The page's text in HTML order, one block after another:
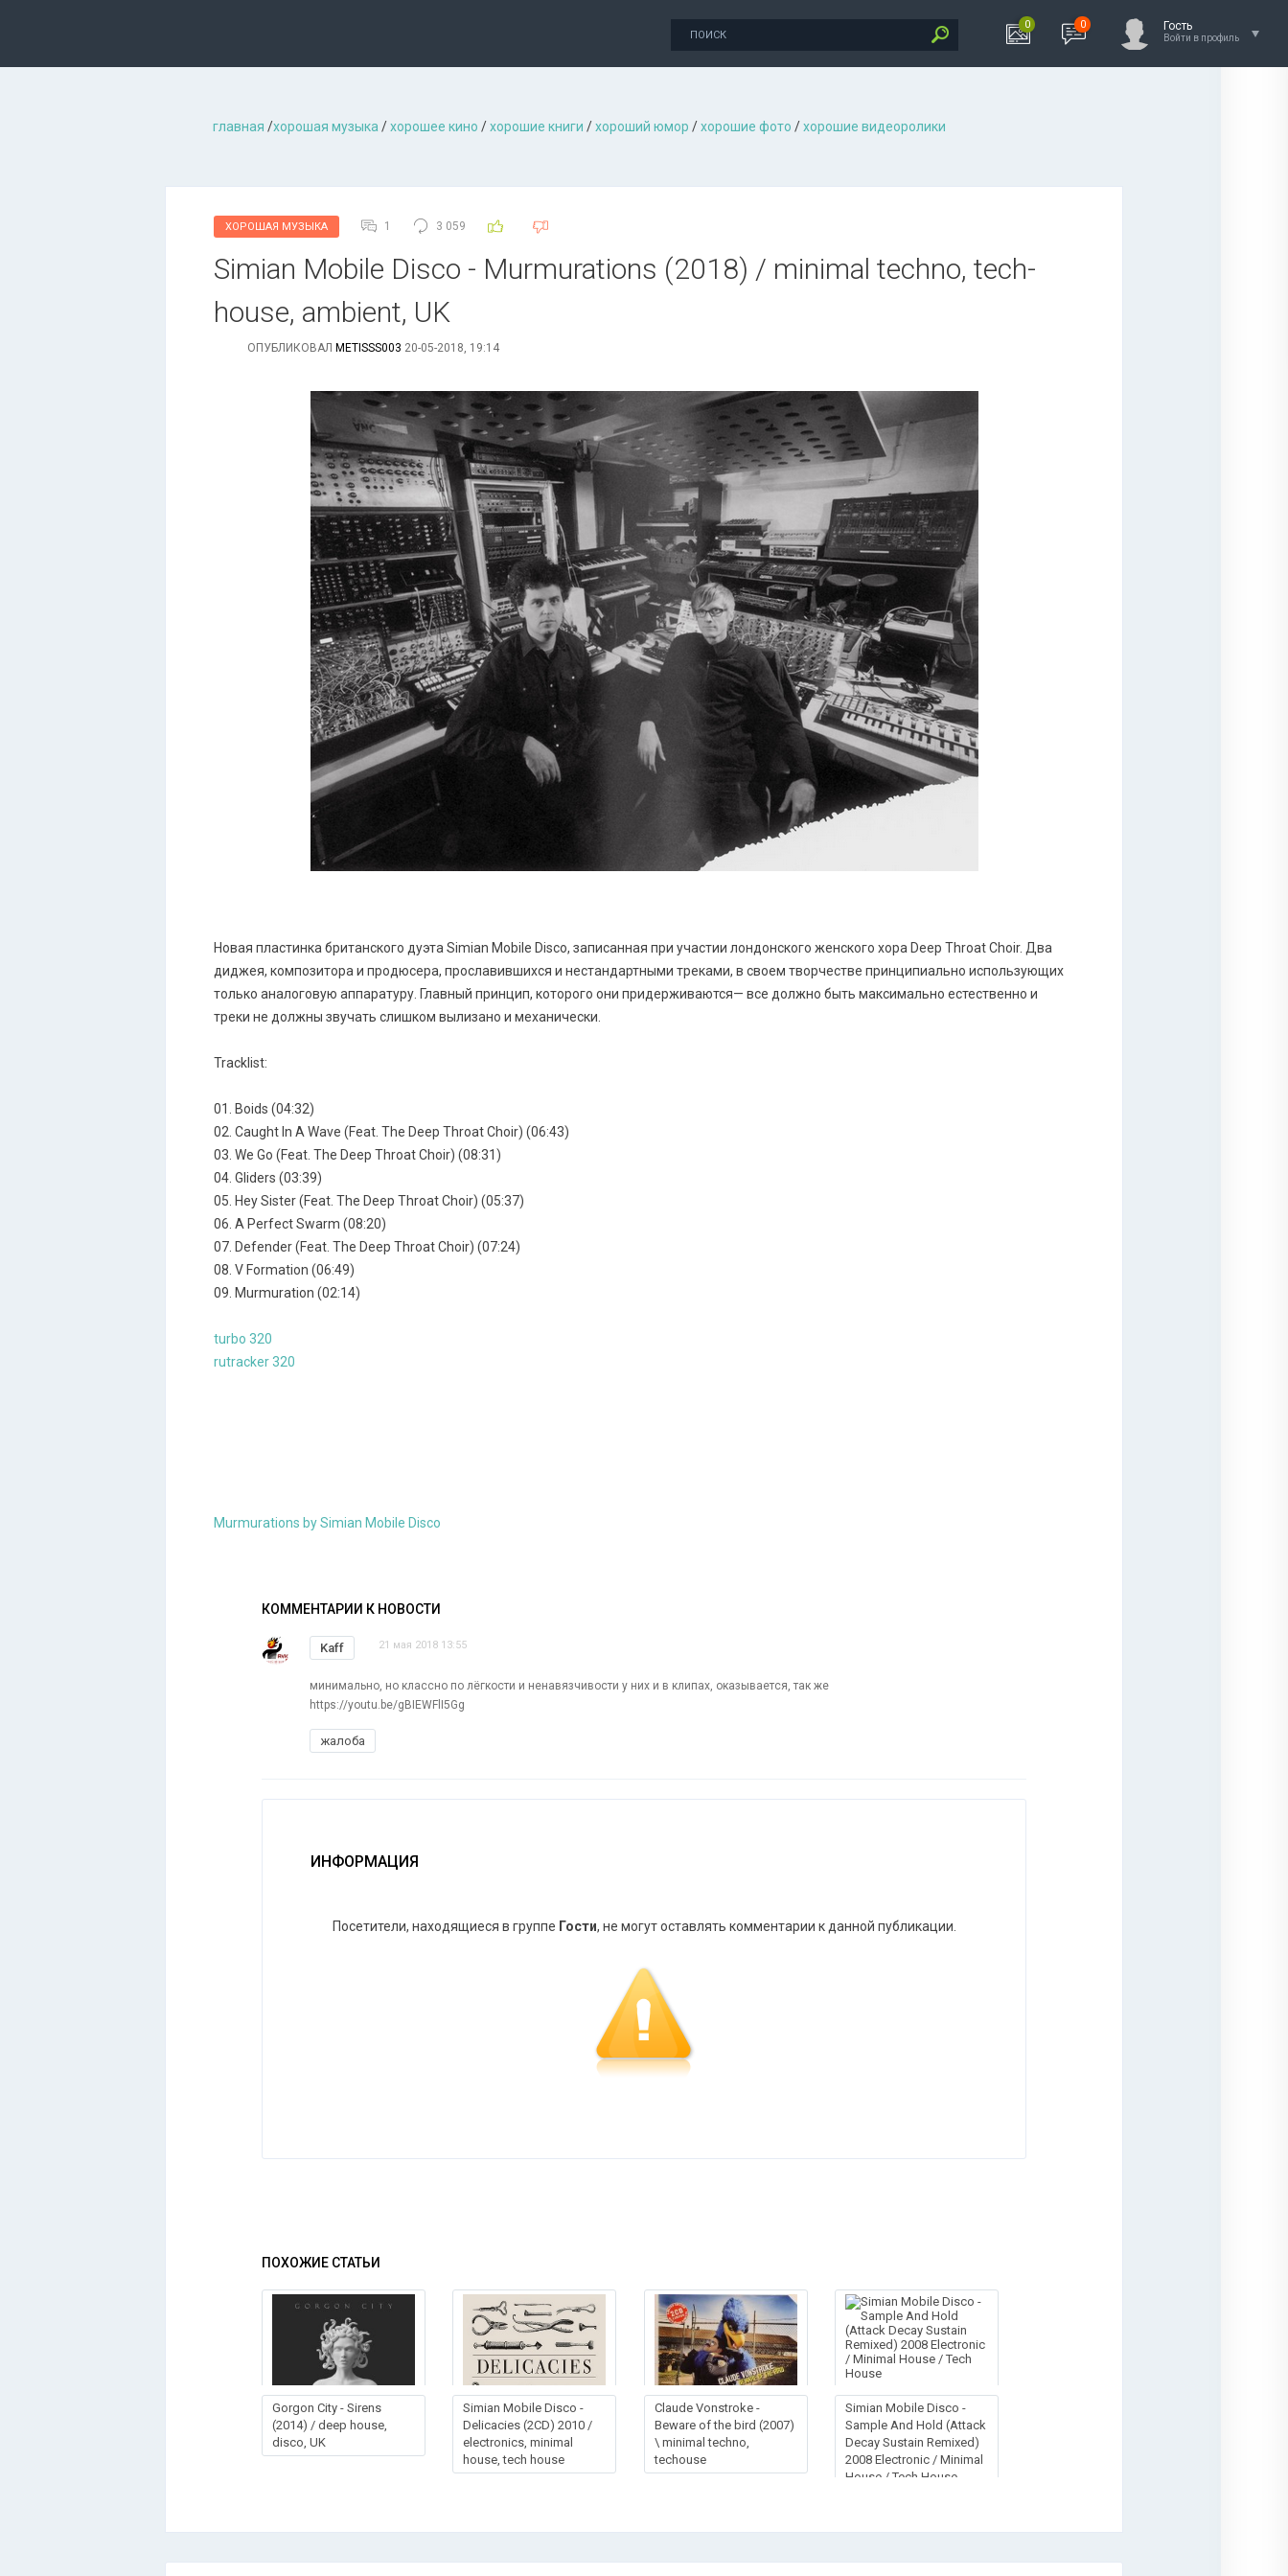
0 0 Гость
Войти в профиль
главная /хорошая музыкa /хорошее кино /хорошие книги /хороший юмор /хорошие фото /хорошие видеоролики
ХОРОШАЯ МУЗЫКА 1 3 059
Simian Mobile Disco - Murmurations (2018) / minimal techno, tech-
house, ambient, UK
ОПУБЛИКОВАЛ METISSS003 20-05-2018, 19:14
Новая пластинка британского дуэта Simian Mobile Disco, записанная при участии лондонского женского хора Deep Throat Choir. Два
диджея, композитора и продюсера, прославившихся и нестандартными треками, в своем творчестве принципиально использующих
только аналоговую аппаратуру. Главный принцип, которого они придерживаются— все должно быть максимально естественно и
треки не должны звучать слишком вылизано и механически.
Tracklist:
01. Boids (04:32)
02. Caught In A Wave (Feat. The Deep Throat Choir) (06:43)
03. We Go (Feat. The Deep Throat Choir) (08:31)
04. Gliders (03:39)
05. Hey Sister (Feat. The Deep Throat Choir) (05:37)
06. A Perfect Swarm (08:20)
07. Defender (Feat. The Deep Throat Choir) (07:24)
08. V Formation (06:49)
09. Murmuration (02:14)
turbo 320
rutracker 320
Murmurations by Simian Mobile Disco
КОММЕНТАРИИ К НОВОСТИ
Kaff 21 мая 2018 13:55
минимально, но классно по лёгкости и ненавязчивости у них и в клипах, оказывается, так же
https://youtu.be/gBIEWFlI5Gg
жалоба
ИНФОРМАЦИЯ
Посетители, находящиеся в группе Гости, не могут оставлять комментарии к данной публикации.
ПОХОЖИЕ СТАТЬИ
Gorgon City - Sirens
(2014) / deep house,
disco, UK
Simian Mobile Disco -
Delicacies (2CD) 2010 /
electronics, minimal
house, tech house
Claude Vonstroke -
Beware of the bird (2007)
\ minimal techno,
techouse
Simian Mobile Disco -
Sample And Hold (Attack
Decay Sustain Remixed)
2008 Electronic / Minimal
House / Tech House